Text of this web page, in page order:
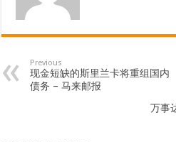
Previous
现金短缺的斯里兰卡将重组国内
债务 – 马来邮报
万事